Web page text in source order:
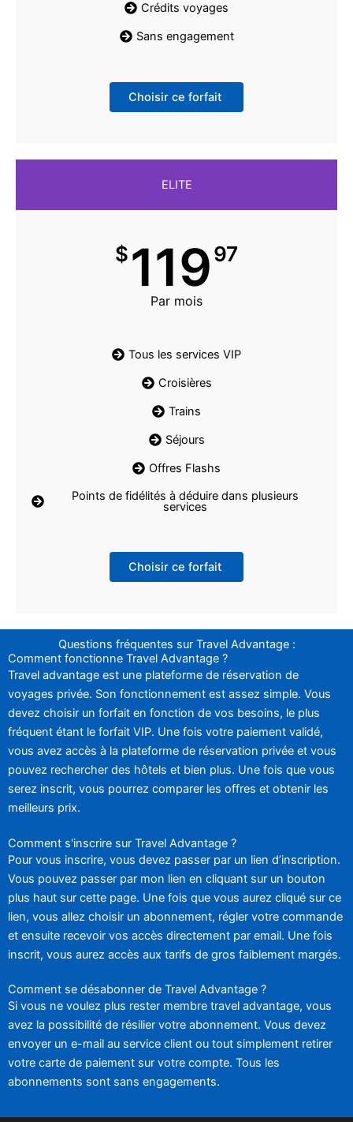
Crédits voyages
Sans engagement
Choisir ce forfait
ELITE
$11997
Par mois
Tous les services VIP
Croisières
Trains
Séjours
Offres Flashs
Points de fidélités à déduire dans plusieurs
services
Choisir ce forfait
Questions fréquentes sur Travel Advantage :
Comment fonctionne Travel Advantage ?
Travel advantage est une plateforme de réservation de
voyages privée. Son fonctionnement est assez simple. Vous
devez choisir un forfait en fonction de vos besoins, le plus
fréquent étant le forfait VIP. Une fois votre paiement validé,
vous avez accès à la plateforme de réservation privée et vous
pouvez rechercher des hôtels et bien plus. Une fois que vous
serez inscrit, vous pourrez comparer les offres et obtenir les
meilleurs prix.
Comment s'inscrire sur Travel Advantage ?
Pour vous inscrire, vous devez passer par un lien d’inscription.
Vous pouvez passer par mon lien en cliquant sur un bouton
plus haut sur cette page. Une fois que vous aurez cliqué sur ce
lien, vous allez choisir un abonnement, régler votre commande
et ensuite recevoir vos accès directement par email. Une fois
inscrit, vous aurez accès aux tarifs de gros faiblement margés.
Comment se désabonner de Travel Advantage ?
Si vous ne voulez plus rester membre travel advantage, vous
avez la possibilité de résilier votre abonnement. Vous devez
envoyer un e-mail au service client ou tout simplement retirer
votre carte de paiement sur votre compte. Tous les
abonnements sont sans engagements.